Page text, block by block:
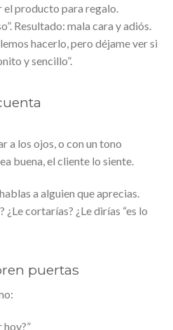
producto para regalo.
Resultado: mala cara y adiós.
hacerlo, pero déjame ver si
y sencillo”.
a los ojos, o con un tono
buena, el cliente lo siente.
a alguien que aprecias.
¿Le cortarías? ¿Le dirías “es lo
puertas
hoy?”